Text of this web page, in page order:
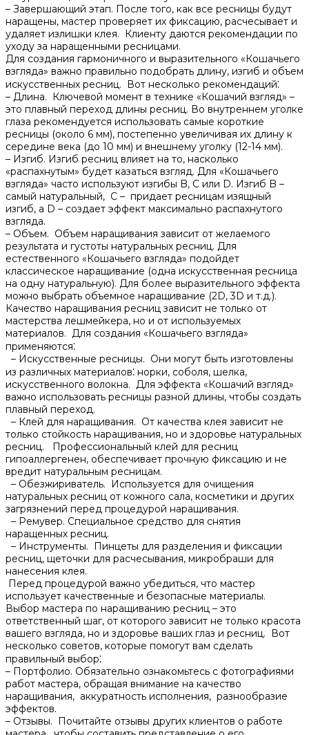
– Завершающий этап. После того, как все ресницы будут
наращены, мастер проверяет их фиксацию, расчесывает и
удаляет излишки клея. Клиенту даются рекомендации по
уходу за наращенными ресницами.​
Для создания гармоничного и выразительного «Кошачьего
взгляда» важно правильно подобрать длину, изгиб и объем
искусственных ресниц.​ Вот несколько рекомендаций⁚
– Длина. Ключевой момент в технике «Кошачий взгляд» –
это плавный переход длины ресниц.​ Во внутреннем уголке
глаза рекомендуется использовать самые короткие
ресницы (около 6 мм), постепенно увеличивая их длину к
середине века (до 10 мм) и внешнему уголку (12-14 мм).​
– Изгиб. Изгиб ресниц влияет на то, насколько
«распахнутым» будет казаться взгляд.​ Для «Кошачьего
взгляда» часто используют изгибы B, C или D.​ Изгиб B –
самый натуральный, C – придает ресницам изящный
изгиб, а D – создает эффект максимально распахнутого
взгляда.​
– Объем.​ Объем наращивания зависит от желаемого
результата и густоты натуральных ресниц.​ Для
естественного «Кошачьего взгляда» подойдет
классическое наращивание (одна искусственная ресница
на одну натуральную).​ Для более выразительного эффекта
можно выбрать объемное наращивание (2D, 3D и т.​д.​).​
Качество наращивания ресниц зависит не только от
мастерства лешмейкера, но и от используемых
материалов.​ Для создания «Кошачьего взгляда»
применяются⁚
– Искусственные ресницы.​ Они могут быть изготовлены
из различных материалов⁚ норки, соболя, шелка,
искусственного волокна.​ Для эффекта «Кошачий взгляд»
важно использовать ресницы разной длины, чтобы создать
плавный переход.
– Клей для наращивания.​ От качества клея зависит не
только стойкость наращивания, но и здоровье натуральных
ресниц.​ Профессиональный клей для ресниц
гипоаллергенен, обеспечивает прочную фиксацию и не
вредит натуральным ресницам.​
– Обезжириватель.​ Используется для очищения
натуральных ресниц от кожного сала, косметики и других
загрязнений перед процедурой наращивания.​
– Ремувер. Специальное средство для снятия
наращенных ресниц.​
– Инструменты.​ Пинцеты для разделения и фиксации
ресниц, щеточки для расчесывания, микробраши для
нанесения клея.​
Перед процедурой важно убедиться, что мастер
использует качественные и безопасные материалы.​
Выбор мастера по наращиванию ресниц – это
ответственный шаг, от которого зависит не только красота
вашего взгляда, но и здоровье ваших глаз и ресниц.​ Вот
несколько советов, которые помогут вам сделать
правильный выбор⁚
– Портфолио.​ Обязательно ознакомьтесь с фотографиями
работ мастера, обращая внимание на качество
наращивания, аккуратность исполнения, разнообразие
эффектов.​
– Отзывы.​ Почитайте отзывы других клиентов о работе